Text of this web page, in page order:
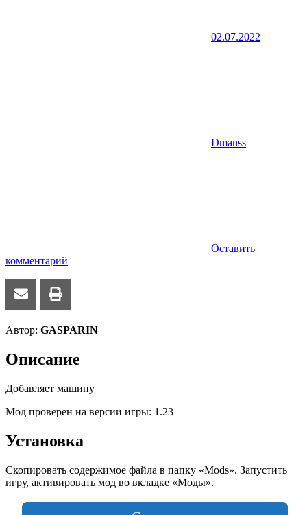
02.07.2022
Dmanss
Оставить
комментарий
Автор: GASPARIN
Описание
Добавляет машину
Мод проверен на версии игры: 1.23
Установка
Скопировать содержимое файла в папку «Mods». Запустить
игру, активировать мод во вкладке «Моды».